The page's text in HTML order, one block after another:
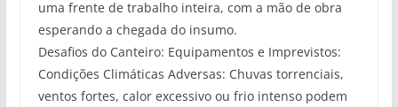
uma frente de trabalho inteira, com a mão de obra
esperando a chegada do insumo.
Desafios do Canteiro: Equipamentos e Imprevistos:
Condições Climáticas Adversas: Chuvas torrenciais,
ventos fortes, calor excessivo ou frio intenso podem